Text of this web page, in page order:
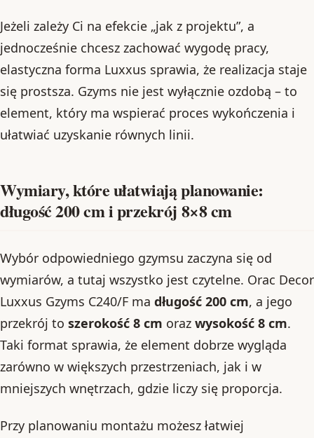
Jeżeli zależy Ci na efekcie „jak z projektu”, a
jednocześnie chcesz zachować wygodę pracy,
elastyczna forma Luxxus sprawia, że realizacja staje
się prostsza. Gzyms nie jest wyłącznie ozdobą – to
element, który ma wspierać proces wykończenia i
ułatwiać uzyskanie równych linii.
Wymiary, które ułatwiają planowanie:
długość 200 cm i przekrój 8×8 cm
Wybór odpowiedniego gzymsu zaczyna się od
wymiarów, a tutaj wszystko jest czytelne. Orac Decor
Luxxus Gzyms C240/F ma długość 200 cm, a jego
przekrój to szerokość 8 cm oraz wysokość 8 cm.
Taki format sprawia, że element dobrze wygląda
zarówno w większych przestrzeniach, jak i w
mniejszych wnętrzach, gdzie liczy się proporcja.
Przy planowaniu montażu możesz łatwiej